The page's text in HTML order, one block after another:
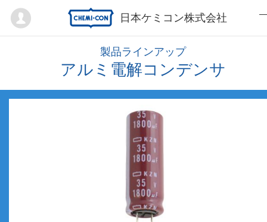
日本ケミコン株式会社
Mypage
製品ラインアップ
アルミ電解コンデンサ